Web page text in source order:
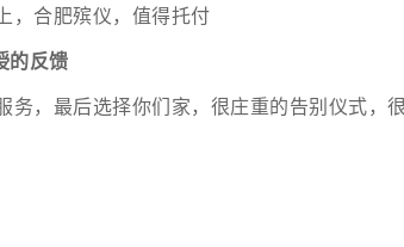
，合肥殡仪，值得托付
的反馈
务，最后选择你们家，很庄重的告别仪式，